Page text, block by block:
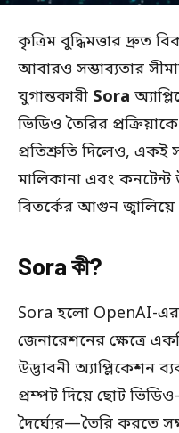
কৃত্রিম বুদ্ধিমত্তার দ্রুত
আবারও সম্ভাব্যতার
যুগান্তকারী Sora
ভিডিও তৈরির
প্রতিশ্রুতি দিলেও,
মালিকানা এবং কনটেন্ট
বিতর্কের আগুন জ্বালিয়ে
Sora কী?
Sora হলো OpenAI-এর
জেনারেশনের ক্ষেত্রে
উদ্ভাবনী অ্যাপ্লিকেশন
প্রম্পট দিয়ে ছোট
দৈর্ঘ্যের—তৈরি করতে